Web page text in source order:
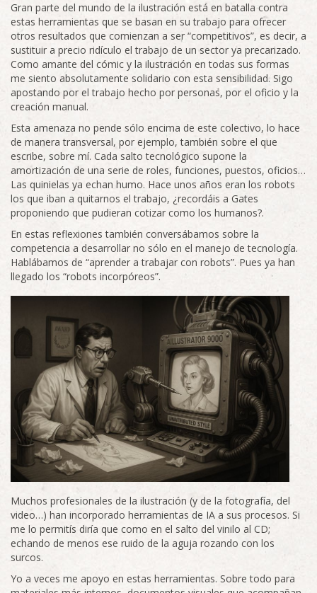
Gran parte del mundo de la ilustración está en batalla contra
estas herramientas que se basan en su trabajo para ofrecer
otros resultados que comienzan a ser “competitivos”, es decir, a
sustituir a precio ridículo el trabajo de un sector ya precarizado.
Como amante del cómic y la ilustración en todas sus formas
me siento absolutamente solidario con esta sensibilidad. Sigo
apostando por el trabajo hecho por personas, por el oficio y la
creación manual.
Esta amenaza no pende sólo encima de este colectivo, lo hace
de manera transversal, por ejemplo, también sobre el que
escribe, sobre mí. Cada salto tecnológico supone la
amortización de una serie de roles, funciones, puestos, oficios…
Las quinielas ya echan humo. Hace unos años eran los robots
los que iban a quitarnos el trabajo, ¿recordáis a Gates
proponiendo que pudieran cotizar como los humanos?.
En estas reflexiones también conversábamos sobre la
competencia a desarrollar no sólo en el manejo de tecnología.
Hablábamos de “aprender a trabajar con robots”. Pues ya han
llegado los “robots incorpóreos”.
Muchos profesionales de la ilustración (y de la fotografía, del
video…) han incorporado herramientas de IA a sus procesos. Si
me lo permitís diría que como en el salto del vinilo al CD;
echando de menos ese ruido de la aguja rozando con los
surcos.
Yo a veces me apoyo en estas herramientas. Sobre todo para